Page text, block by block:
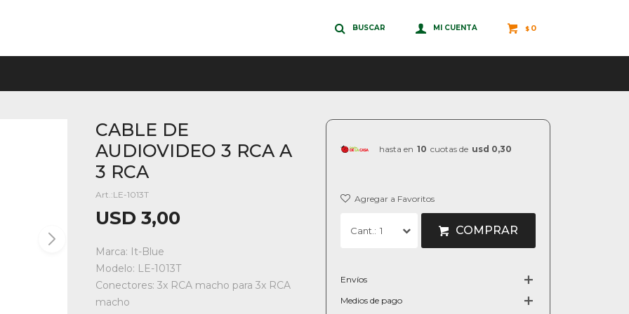
$ 0
CABLE DE
AUDIOVIDEO 3 RCA A
3 RCA
LE-1013T
USD 3,00
Marca: It-Blue
Modelo: LE-1013T
Conectores: 3x RCA macho para 3x RCA
macho
hasta en 10 cuotas de usd 0,30
1 COMPRAR
Envíos
Medios de pago